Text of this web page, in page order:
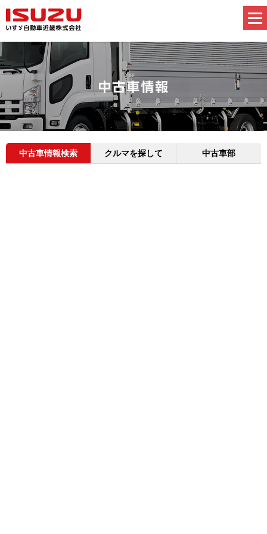
中古車情報検索 クルマを探して 中古車部